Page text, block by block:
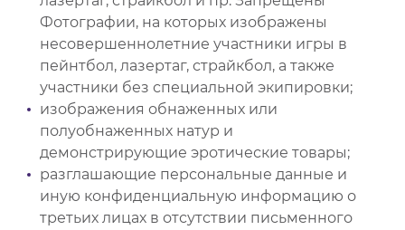
Фотографии, на которых изображены
несовершеннолетние участники игры в
пейнтбол, лазертаг, страйкбол, а также
участники без специальной экипировки;
изображения обнаженных или
полуобнаженных натур и
демонстрирующие эротические товары;
разглашающие персональные данные и
иную конфиденциальную информацию о
третьих лицах в отсутствии письменного